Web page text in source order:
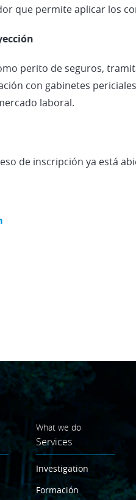
que permite aplicar los
perito de seguros,
con gabinetes
laboral.
de inscripción ya está
What we do
Services
Investigation
Formación